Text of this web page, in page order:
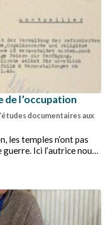
de l’occupation
documentaires aux
les temples n’ont pas
Ici l’autrice nous
Maguelonne.